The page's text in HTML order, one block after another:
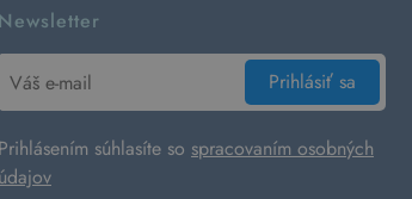
Newsletter
Prihlásiť sa
Prihlásením súhlasíte so spracovaním osobných
údajov